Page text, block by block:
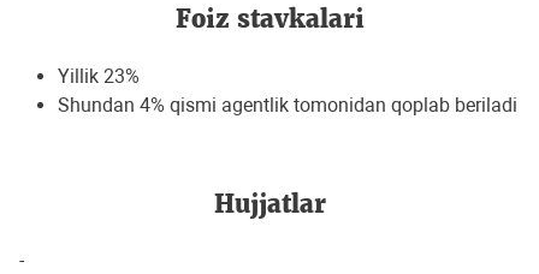
Foiz stavkalari
Yillik 23%
Shundan 4% qismi agentlik tomonidan qoplab beriladi
Hujjatlar
-